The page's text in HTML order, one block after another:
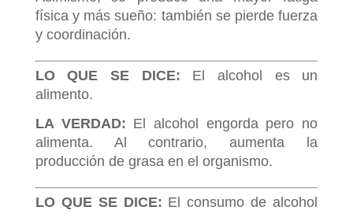
física y más sueño: también se pierde fuerza
y coordinación.
LO QUE SE DICE: El alcohol es un
alimento.
LA VERDAD: El alcohol engorda pero no
alimenta. Al contrario, aumenta la
producción de grasa en el organismo.
LO QUE SE DICE: El consumo de alcohol